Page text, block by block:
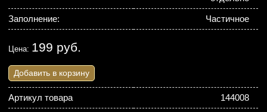
Заполнение: Частичное
Цена: 199 руб.
Добавить в корзину
Артикул товара 144008